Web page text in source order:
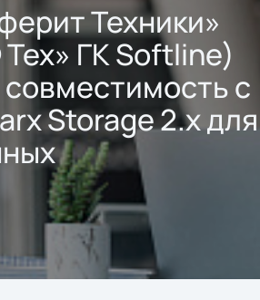
Техники»
ГК Softline)
с
Storage 2.x для